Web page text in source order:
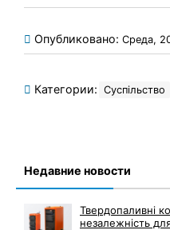
Опубликовано: Среда,
Категории: Суспільство
Недавние новости
Твердопаливні
незалежність